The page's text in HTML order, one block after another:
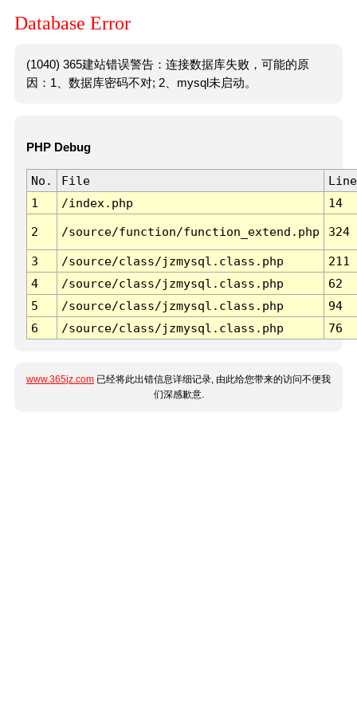
Database Error
(1040) 365建站错误警告：连接数据库失败，可能的原
因：1、数据库密码不对; 2、mysql未启动。
PHP Debug
No. File
Line
1
/index.php 14
2 /source/function/function_extend.php 324
3 /source/class/jzmysql.class.php
211
4
/source/class/jzmysql.class.php
62
5
/source/class/jzmysql.class.php
94
6
/source/class/jzmysql.class.php 76
www.365jz.com 已经将此出错信息详细记录, 由此给您带来的访问不便我
们深感歉意.